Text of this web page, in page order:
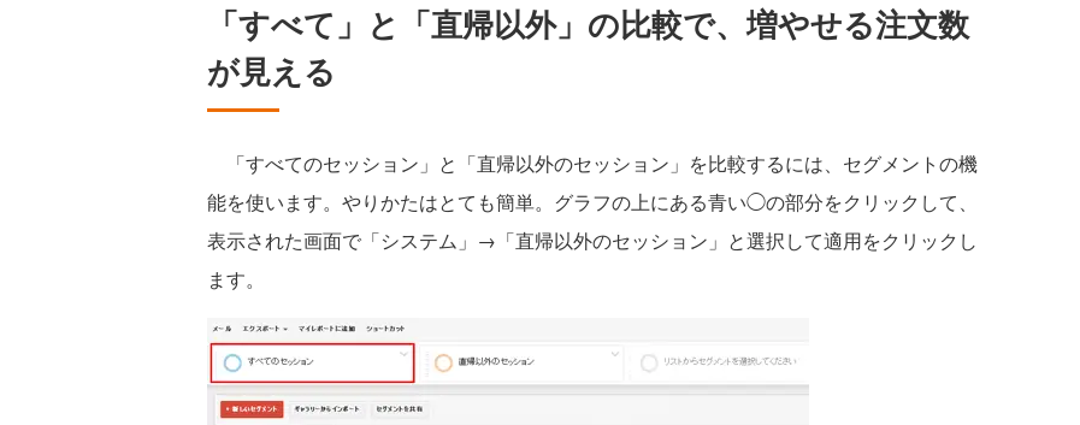
「すべて」と「直帰以外」の比較で、増やせる注文数
が見える
「すべてのセッション」と「直帰以外のセッション」を比較するには、セグメントの機
能を使います。やりかたはとても簡単。グラフの上にある青い◯の部分をクリックして、
表示された画面で「システム」→「直帰以外のセッション」と選択して適用をクリックし
ます。